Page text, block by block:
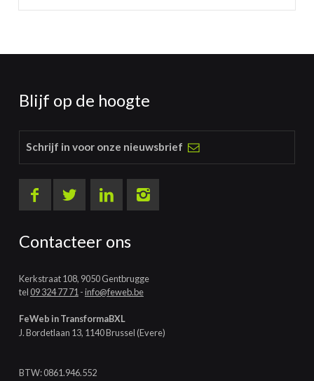
Blijf op de hoogte
Schrijf in voor onze nieuwsbrief
Contacteer ons
Kerkstraat 108, 9050 Gentbrugge
tel09 324 77 71 -info@feweb.be
FeWeb in TransformaBXL
J. Bordetlaan 13, 1140 Brussel (Evere)
BTW: 0861.946.552